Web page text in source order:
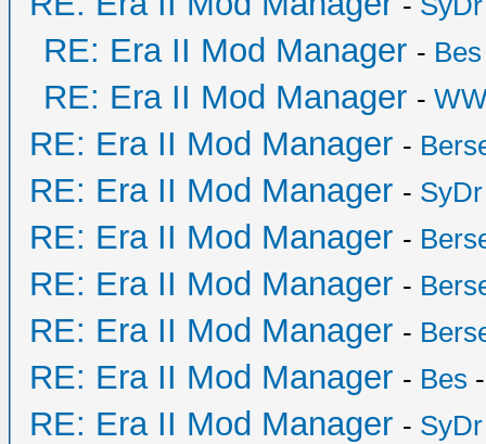
RE: Era II Mod Manager - Bes
RE: Era II Mod Manager -
RE: Era II Mod Manager -
RE: Era II Mod Manager - SyDr
RE: Era II Mod Manager -
RE: Era II Mod Manager -
RE: Era II Mod Manager -
RE: Era II Mod Manager - Bes
RE: Era II Mod Manager - SyDr